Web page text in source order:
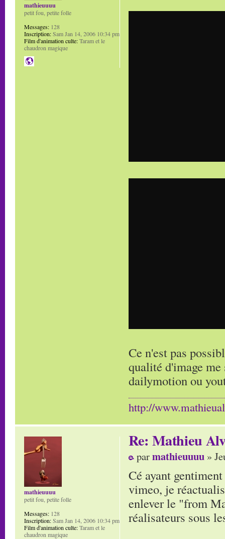
Ce n'est pas
qualité d'image
dailymotion ou
http://
mathieuuuu
petit fou, petite folle
Messages: 128
Inscription:Sam Jan 14, 2006 10:34 pm
Film d'animation culte:Taram et le
chaudron magique
Re: Mathieu
parmathieuuuu »
Cé ayant
vimeo, je
enlever le "from
réalisateurs sous
mathieuuuu
petit fou, petite folle
Messages: 128
Inscription:Sam Jan 14, 2006 10:34 pm
Film d'animation culte:Taram et le
chaudron magique